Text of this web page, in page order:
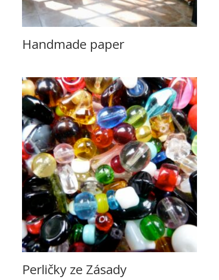
Handmade paper
Perličky ze Zásady